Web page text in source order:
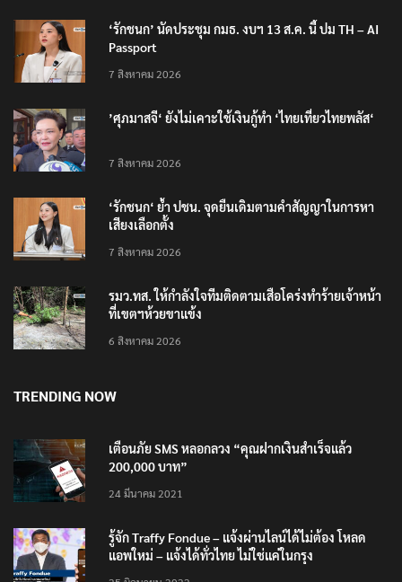
Passport
7 สิงหาคม 2026
เสียงเลือกตั้ง
7 สิงหาคม 2026
ที่เขตฯห้วยขาแข้ง
6 สิงหาคม 2026
200,000 บาท”
24 มีนาคม 2021
แอพใหม่ – แจ้งได้ทั่วไทย ไม่ใช่แค่ในกรุง
25 มิถุนายน 2022